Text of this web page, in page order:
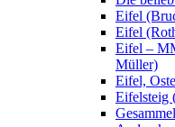
Eifel
Eifel
Eifel –
Müller)
Eifel,
Eifelsteig